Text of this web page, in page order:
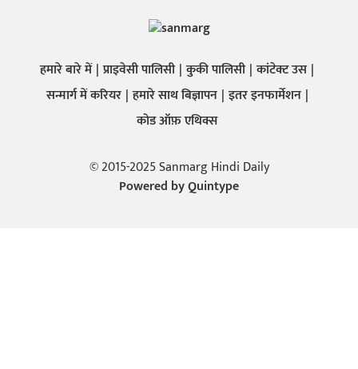
हमारे बारे में प्राइवेसी पालिसी कुकी पालिसी कांटेक्ट उस
सन्मार्ग में करियर हमारे साथ बिज्ञापन इतर इनफार्मेशन
कोड ऑफ़ एथिक्स
© 2015-2025 Sanmarg Hindi Daily
Powered byQuintype